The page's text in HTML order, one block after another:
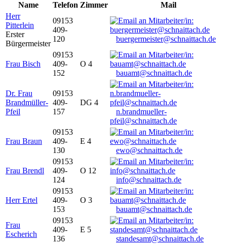
Name
Telefon Zimmer
Mail
Herr
Pitterlein
Erster
Bürgermeister
09153
409-
120
buergermeister@schnaittach.de
Frau Bisch
09153
409-
152
O 4
bauamt@schnaittach.de
Dr. Frau
Brandmüller-
Pfeil
09153
409-
157
DG 4
n.brandmueller-
pfeil@schnaittach.de
Frau Braun
09153
409-
130
E 4
ewo@schnaittach.de
Frau Brendl
09153
409-
124
O 12
info@schnaittach.de
Herr Ertel
09153
409-
153
O 3
bauamt@schnaittach.de
Frau
Escherich
09153
409-
136
E 5
standesamt@schnaittach.de